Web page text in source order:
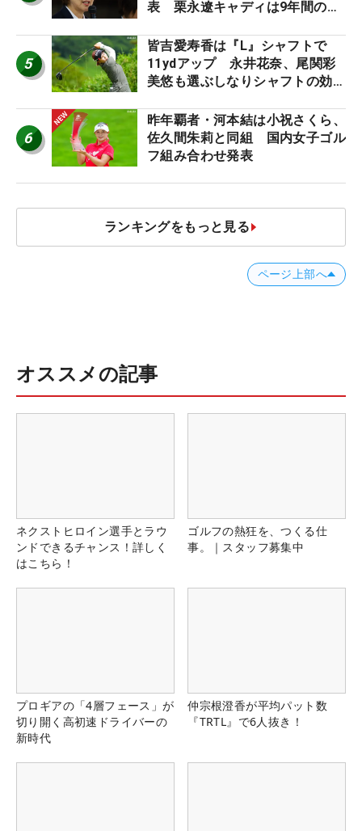
表 栗永遼キャディは9年間の立
5
皆吉愛寿香は『L』シャフトで
11ydアップ 永井花奈、尾関彩
美悠も選ぶしなりシャフトの効果
ア”】
6
昨年覇者・河本結は小祝さくら、
佐久間朱莉と同組 国内女子ゴル
フ組み合わせ発表
ランキングをもっと見る
ページ上部へ
オススメの記事
ネクストヒロイン選手とラウ
ンドできるチャンス！詳しく
はこちら！
ゴルフの熱狂を、つくる仕
事。｜スタッフ募集中
プロギアの「4層フェース」が
切り開く高初速ドライバーの
新時代
仲宗根澄香が平均パット数
『TRTL』で6人抜き！